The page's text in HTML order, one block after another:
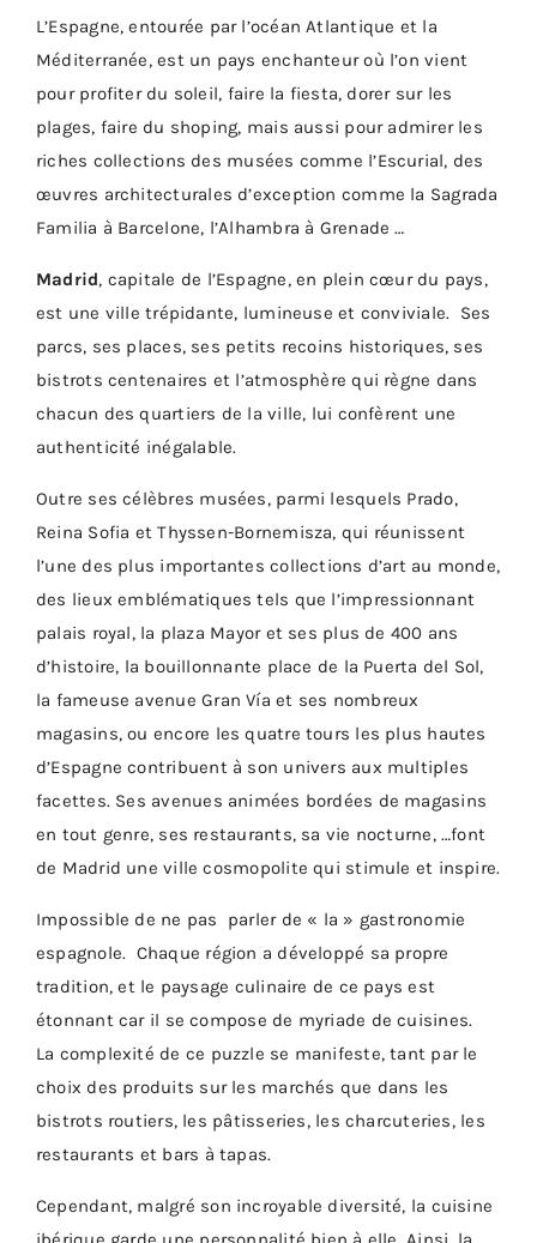
L’Espagne, entourée par l’océan Atlantique et la
Méditerranée, est un pays enchanteur où l’on vient
pour profiter du soleil, faire la fiesta, dorer sur les
plages, faire du shoping, mais aussi pour admirer les
riches collections des musées comme l’Escurial, des
œuvres architecturales d’exception comme la Sagrada
Familia à Barcelone, l’Alhambra à Grenade …
Madrid, capitale de l’Espagne, en plein cœur du pays,
est une ville trépidante, lumineuse et conviviale. Ses
parcs, ses places, ses petits recoins historiques, ses
bistrots centenaires et l’atmosphère qui règne dans
chacun des quartiers de la ville, lui confèrent une
authenticité inégalable.
Outre ses célèbres musées, parmi lesquels Prado,
Reina Sofia et Thyssen-Bornemisza, qui réunissent
l’une des plus importantes collections d’art au monde,
des lieux emblématiques tels que l’impressionnant
palais royal, la plaza Mayor et ses plus de 400 ans
d’histoire, la bouillonnante place de la Puerta del Sol,
la fameuse avenue Gran Vía et ses nombreux
magasins, ou encore les quatre tours les plus hautes
d’Espagne contribuent à son univers aux multiples
facettes. Ses avenues animées bordées de magasins
en tout genre, ses restaurants, sa vie nocturne, …font
de Madrid une ville cosmopolite qui stimule et inspire.
Impossible de ne pas parler de « la » gastronomie
espagnole. Chaque région a développé sa propre
tradition, et le paysage culinaire de ce pays est
étonnant car il se compose de myriade de cuisines.
La complexité de ce puzzle se manifeste, tant par le
choix des produits sur les marchés que dans les
bistrots routiers, les pâtisseries, les charcuteries, les
restaurants et bars à tapas.
Cependant, malgré son incroyable diversité, la cuisine